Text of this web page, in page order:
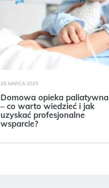
29 MARCA 2025
Domowa opieka paliatywna
– co warto wiedzieć i jak
uzyskać profesjonalne
wsparcie?